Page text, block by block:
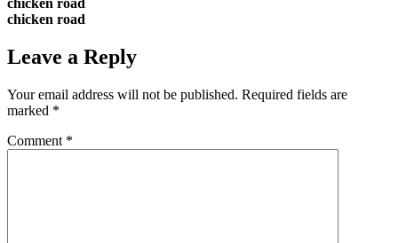
chicken road
chicken road
Leave a Reply
Your email address will not be published. Required fields are
marked *
Comment *